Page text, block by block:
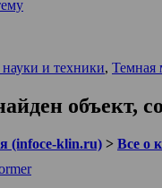
и техники, Темная
объект,
(infoce-klin.ru) > Все о